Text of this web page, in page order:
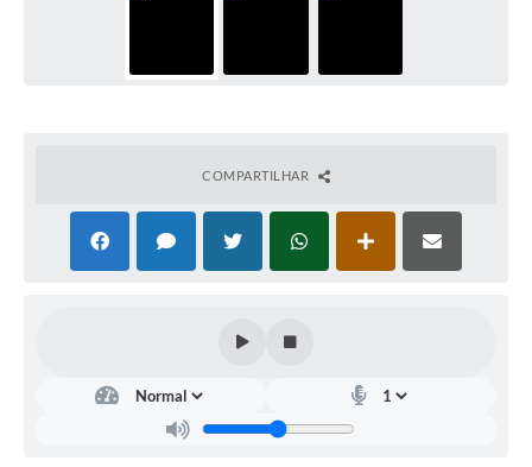
Perguntas e respostas frequentes
COMPARTILHAR